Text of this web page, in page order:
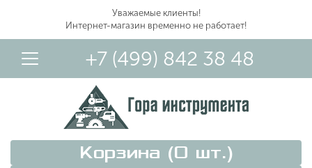
Уважаемые клиенты!
Интернет-магазин временно не работает!
+7 (499) 842 38 48
Корзина (0 шт.)